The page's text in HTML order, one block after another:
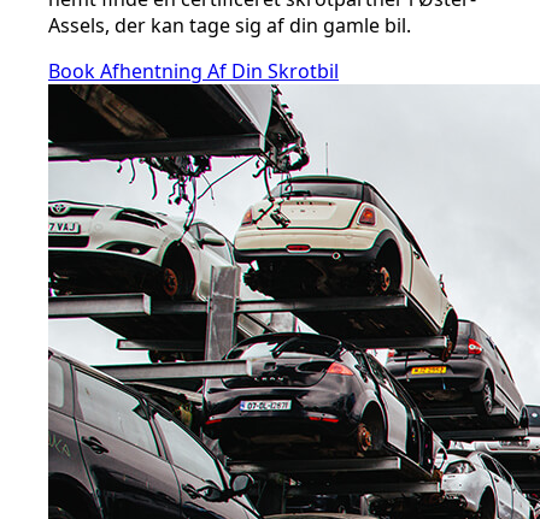
Assels, der kan tage sig af din gamle bil.
Book Afhentning Af Din Skrotbil